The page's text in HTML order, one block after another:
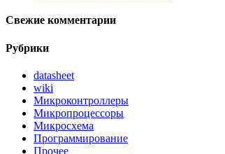
Свежие комментарии
Рубрики
datasheet
wiki
Микроконтроллеры
Микропроцессоры
Микросхема
Программирование
Прочее